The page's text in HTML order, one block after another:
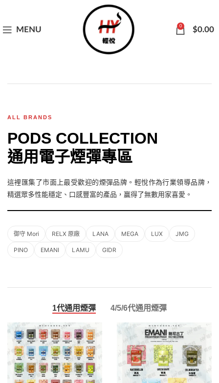
MENU 0 $0.00
ALL BRANDS
PODS COLLECTION
通用電子煙彈專區
這裡匯集了市面上最受歡迎的煙彈品牌。輕悅作為行業領導品牌，
精選眾多性能穩定、口感豐富的產品，贏得了無數用家喜愛。
御守 Mori RELX 原廠 LANA MEGA LUX JMG
PINO EMANI LAMU GIDR
1代通用煙彈 4/5/6代通用煙彈